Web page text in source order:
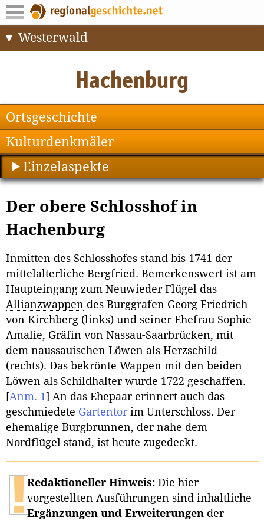
Westerwald
Ortsgeschichte
Kulturdenkmäler
Einzelaspekte
Der obere Schlosshof in
Hachenburg
Inmitten des Schlosshofes stand bis 1741 der
mittelalterliche Bergfried. Bemerkenswert ist am
Haupteingang zum Neuwieder Flügel das
Allianzwappen des Burggrafen Georg Friedrich
von Kirchberg (links) und seiner Ehefrau Sophie
Amalie, Gräfin von Nassau-Saarbrücken, mit
dem naussauischen Löwen als Herzschild
(rechts). Das bekrönte Wappen mit den beiden
Löwen als Schildhalter wurde 1722 geschaffen.
[Anm. 1] An das Ehepaar erinnert auch das
geschmiedete Gartentor im Unterschloss. Der
ehemalige Burgbrunnen, der nahe dem
Nordflügel stand, ist heute zugedeckt.
Redaktioneller Hinweis: Die hier
vorgestellten Ausführungen sind inhaltliche
Ergänzungen und Erweiterungen der